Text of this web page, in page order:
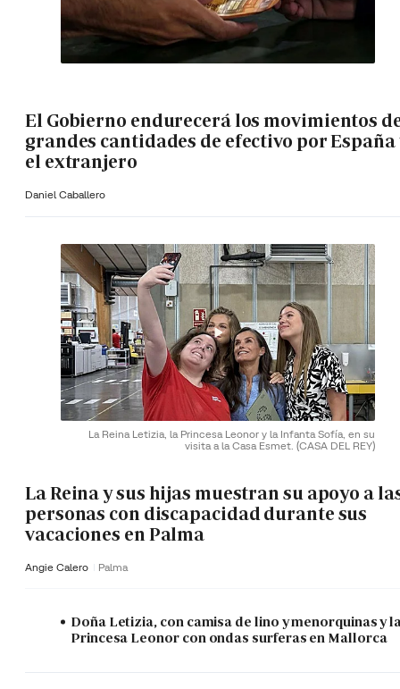
El Gobierno endurecerá los movimientos
grandes cantidades de efectivo por España
el extranjero
Daniel Caballero
La Reina Letizia, la Princesa Leonor y la Infanta Sofía, en su
visita a la Casa Esmet. (CASA DEL REY)
La Reina y sus hijas muestran su apoyo a
personas con discapacidad durante sus
vacaciones en Palma
Angie Calero Palma
Doña Letizia, con camisa de lino y menorquinas y
Princesa Leonor con ondas surferas en Mallorca